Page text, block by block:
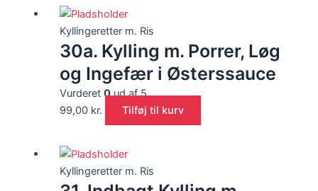
Kyllingeretter m. Ris
30a. Kylling m. Porrer, Løg
og Ingefær i Østerssauce
Vurderet 0ud af 5
99,00 kr. Tilføj til kurv
Kyllingeretter m. Ris